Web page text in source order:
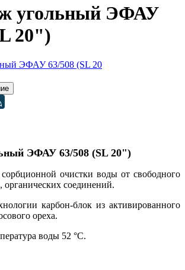
угольный ЭФАУ
20")
ЭФАУ 63/508 (SL 20")
очистки воды от свободного
органических соединений.
карбон-блок из активированного
ореха.
воды 52 °С.